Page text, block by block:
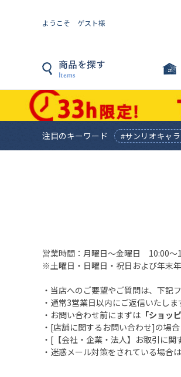
ようこそ ゲスト様
注目のキーワード #サンリオキャ
営業時間：月曜日〜金曜日 10:00〜
※土曜日・日曜日・祝日および年末
・当店へのご要望やご質問は、下記
・通常3営業日以内にご返信いたし
・お問い合わせ前にまずは 「ショッ
・[店舗に関するお問い合わせ]の場
・[【会社・企業・法人】お取引に
・迷惑メール対策をされている場合は